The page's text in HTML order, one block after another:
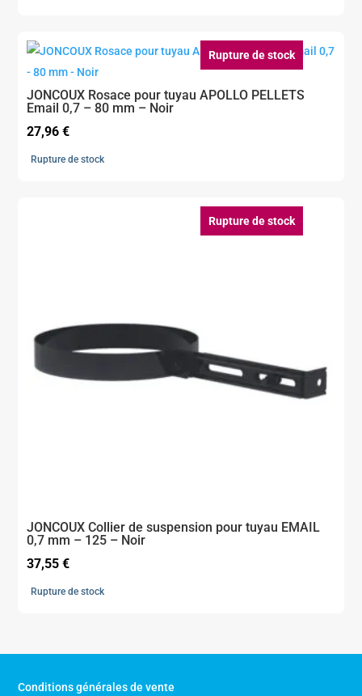
Rupture de stock
JONCOUX Rosace pour tuyau APOLLO PELLETS
Email 0,7 – 80 mm – Noir
27,96€
Rupture de stock
Rupture de stock
JONCOUX Collier de suspension pour tuyau EMAIL
0,7 mm – 125 – Noir
37,55€
Rupture de stock
Conditions générales de vente